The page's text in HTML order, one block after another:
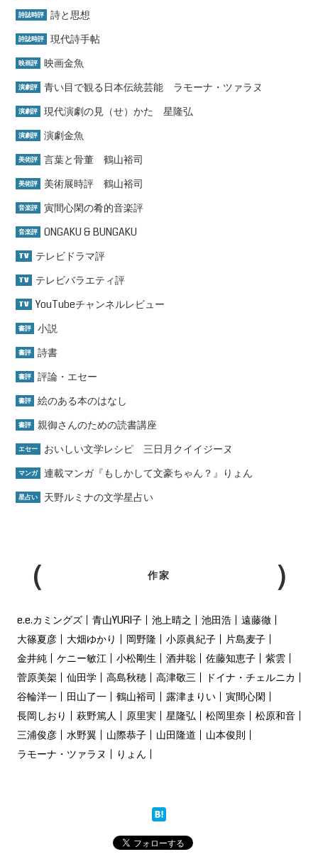
詩誌時評 詩と思想
詩誌時評 現代詩手帖
映画評 映画金魚
演劇評 青い目で観る日本伝統芸能 ラモーナ・ツァラヌ
演劇評 現代演劇の見（せ）かた 星隆弘
演劇評 演劇金魚
美術評 言葉と骨董 鶴山裕司
美術評 美術展時評 鶴山裕司
音楽評 寅間心閑の肴的音楽評
音楽評 ONGAKU & BUNGAKU
TV テレビドラマ評
TV テレビバラエティ評
TV YouTubeチャンネルレビュー
書評 小説
書評 詩書
書評 評論・エセー
書評 絵のある本のはなし
書評 親御さんのための読書講座
エセー おいしい文学レシピ 三日月クイイジーヌ
マンガ 連載マンガ『もしかして文豪ちゃん？』りょん
星占い 天野ルミナの文学星占い
作家
e.e.カミングズ 青山YURI子 池上晴之 池田浩
遠藤徹
大篠夏彦
大畑ゆかり 岡野隆 小原眞紀子
片島麦子
金井純
ケニー敏江 小松剛生 酒井聡 佐藤知恵子
紫雲
菅原美架
仙田学 高島秋穂 高津敬三
ドイナ・チェルニカ
谷輪洋一
田山了一 鶴山裕司 露津まりい
寅間心閑
長岡しおり
萩野篤人 原里実 星隆弘 松岡里奈
松原和音
三浦俊彦
水野翼 山際恭子 山田隆道
山本俊則
ラモーナ・ツァラヌ
りょん